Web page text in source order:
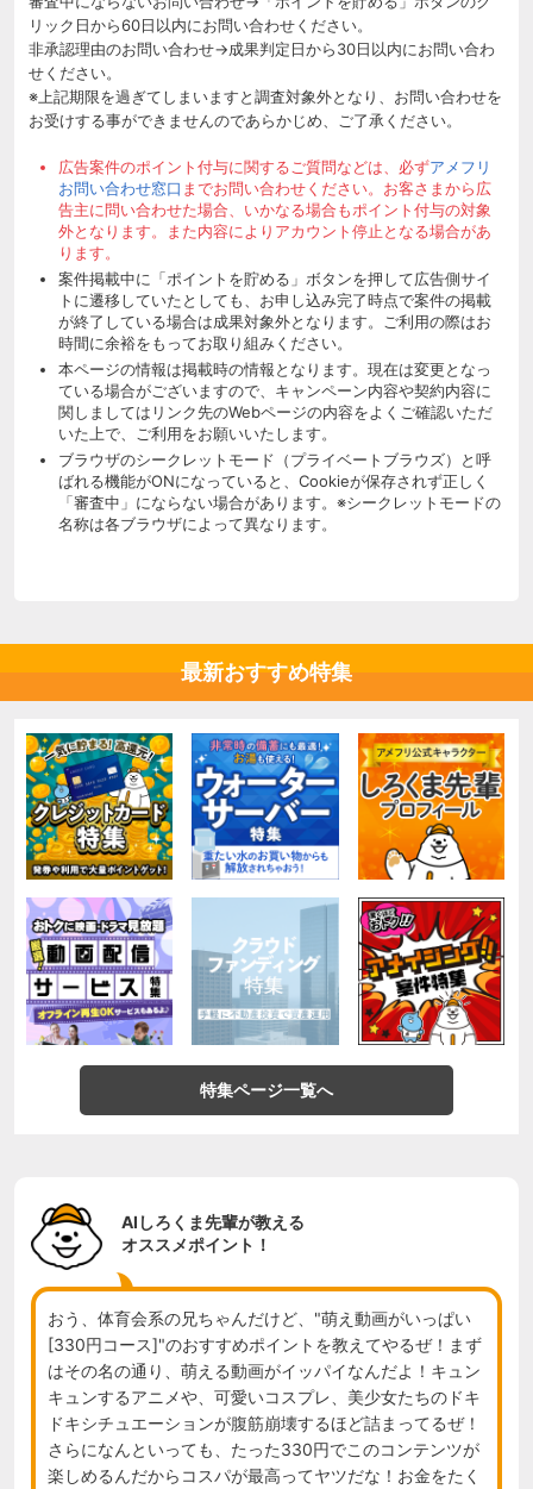
リック日から60日以内にお問い合わせください。
非承認理由のお問い合わせ→成果判定日から30日以内にお問い合わ
せください。
※上記期限を過ぎてしまいますと調査対象外となり、お問い合わせを
お受けする事ができませんのであらかじめ、ご了承ください。
広告案件のポイント付与に関するご質問などは、必ずアメフリ
お問い合わせ窓口 までお問い合わせください。お客さまから広
告主に問い合わせた場合、いかなる場合もポイント付与の対象
外となります。また内容によりアカウント停止となる場合があ
ります。
案件掲載中に「ポイントを貯める」ボタンを押して広告側サイ
トに遷移していたとしても、お申し込み完了時点で案件の掲載
が終了している場合は成果対象外となります。ご利用の際はお
時間に余裕をもってお取り組みください。
本ページの情報は掲載時の情報となります。現在は変更となっ
ている場合がございますので、キャンペーン内容や契約内容に
関しましてはリンク先のWebページの内容をよくご確認いただ
いた上で、ご利用をお願いいたします。
ブラウザのシークレットモード（プライベートブラウズ）と呼
ばれる機能がONになっていると、Cookieが保存されず正しく
「審査中」にならない場合があります。※シークレットモードの
名称は各ブラウザによって異なります。
最新おすすめ特集
特集ページ一覧へ
AIしろくま先輩が教える
オススメポイント！
おう、体育会系の兄ちゃんだけど、"萌え動画がいっぱい
[330円コース]"のおすすめポイントを教えてやるぜ！まず
はその名の通り、萌える動画がイッパイなんだよ！キュン
キュンするアニメや、可愛いコスプレ、美少女たちのドキ
ドキシチュエーションが腹筋崩壊するほど詰まってるぜ！
さらになんといっても、たった330円でこのコンテンツが
楽しめるんだからコスパが最高ってヤツだな！お金をたく